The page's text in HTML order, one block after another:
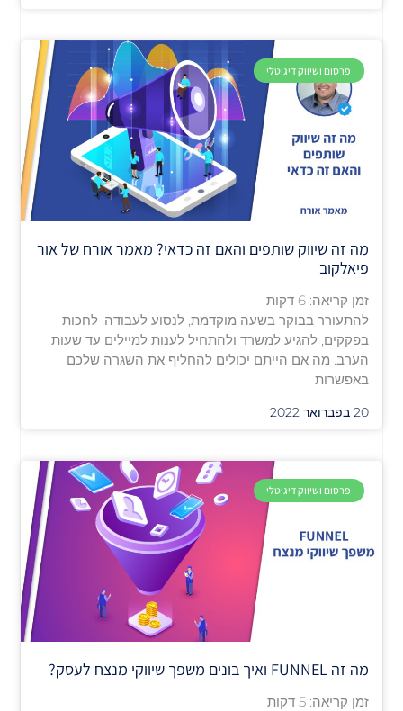
פרסום ושיווק דיגיטלי
מה זה שיווק שותפים והאם זה כדאי? מאמר אורח של אור
פיאלקוב
זמן קריאה:6 דקות
להתעורר בבוקר בשעה מוקדמת, לנסוע לעבודה, לחכות
בפקקים, להגיע למשרד ולהתחיל לענות למיילים עד שעות
הערב. מה אם הייתם יכולים להחליף את השגרה שלכם
באפשרות
20 בפברואר 2022
פרסום ושיווק דיגיטלי
מה זה FUNNEL ואיך בונים משפך שיווקי מנצח לעסק?
זמן קריאה:5 דקות